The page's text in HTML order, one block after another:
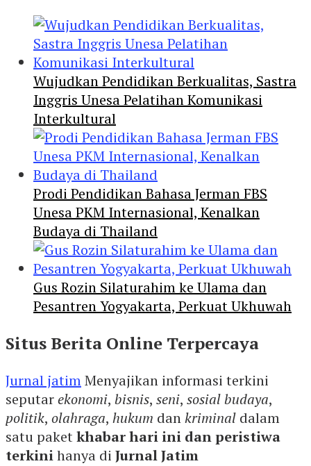
Wujudkan Pendidikan Berkualitas, Sastra
Inggris Unesa Pelatihan Komunikasi
Interkultural
Prodi Pendidikan Bahasa Jerman FBS
Unesa PKM Internasional, Kenalkan
Budaya di Thailand
Gus Rozin Silaturahim ke Ulama dan
Pesantren Yogyakarta, Perkuat Ukhuwah
Situs Berita Online Terpercaya
Jurnal jatimMenyajikan informasi terkini
seputarekonomi, bisnis, seni, sosial budaya,
politik, olahraga, hukum dankriminal dalam
satu paketkhabar hari ini dan peristiwa
terkinihanya di Jurnal Jatim